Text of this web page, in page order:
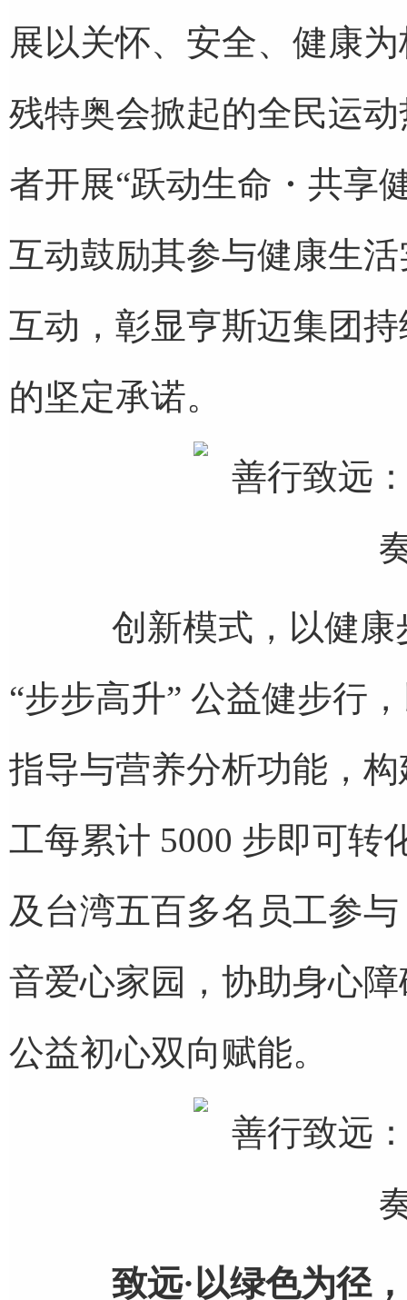
展以关怀、安全、健康
残特奥会掀起的全民运
者开展“跃动生命・共享
互动鼓励其参与健康生
互动，彰显亨斯迈集团
的坚定承诺。
创新模式，以健康
“步步高升” 公益健步行
指导与营养分析功能，
工每累计 5000 步即可转
及台湾五百多名员工参
音爱心家园，协助身心
公益初心双向赋能。
致远·以绿色为径